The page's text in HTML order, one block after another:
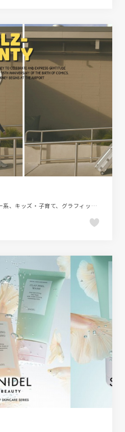
ECサイト、かわいい、イエロー系、キッズ・子育て、グラフィック・ロゴ、ファッション・ビューティー、ブラック系 、ブランド・サービスサイト、ホワイト系、ポップ、モーション多め、商品紹介、映像